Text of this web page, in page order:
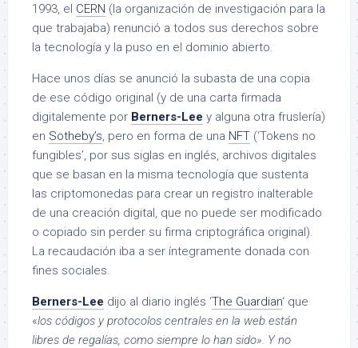
1993, el CERN (la organización de investigación para la
que trabajaba) renunció a todos sus derechos sobre
la tecnología y la puso en el dominio abierto.
Hace unos días se anunció la subasta de una copia
de ese código original (y de una carta firmada
digitalemente por Berners-Lee y alguna otra fruslería)
en Sotheby’s, pero en forma de una NFT (‘Tokens no
fungibles’, por sus siglas en inglés, archivos digitales
que se basan en la misma tecnología que sustenta
las criptomonedas para crear un registro inalterable
de una creación digital, que no puede ser modificado
o copiado sin perder su firma criptográfica original).
La recaudación iba a ser íntegramente donada con
fines sociales.
Berners-Lee dijo al diario inglés ‘The Guardian‘ que
«los códigos y protocolos centrales en la web están
libres de regalías, como siempre lo han sido». Y no